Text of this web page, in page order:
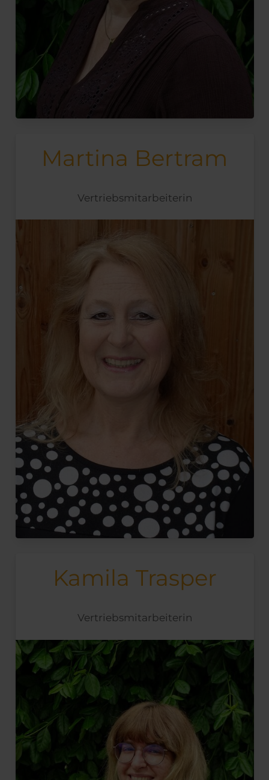
Martina Bertram
Vertriebsmitarbeiterin
Kamila Trasper
Vertriebsmitarbeiterin